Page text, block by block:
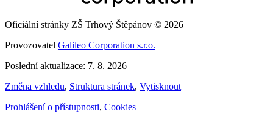
Oficiální stránky ZŠ Trhový Štěpánov © 2026
Provozovatel Galileo Corporation s.r.o.
Poslední aktualizace: 7. 8. 2026
Změna vzhledu, Struktura stránek, Vytisknout
Prohlášení o přístupnosti, Cookies